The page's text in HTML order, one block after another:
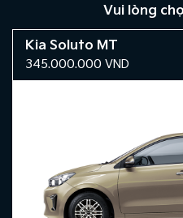
Vui lòng
Kia Soluto MT
345.000.000 VND